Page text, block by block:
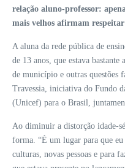
relação aluno-professor:
mais velhos afirmam
A aluna da rede pública de
de 13 anos, que estava bastante
de município e outras questões
Travessia, iniciativa do Fundo
(Unicef) para o Brasil,
Ao diminuir a distorção idade-
forma. “É um lugar para que eu
culturas, novas pessoas e para